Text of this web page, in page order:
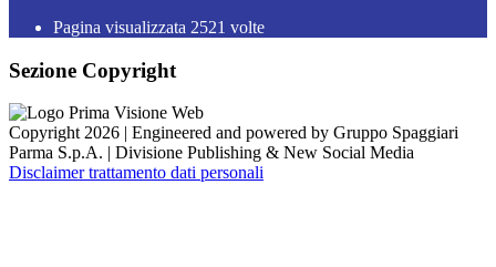
Pagina visualizzata 2521 volte
Sezione Copyright
Copyright 2026 | Engineered and powered by Gruppo Spaggiari
Parma S.p.A. | Divisione Publishing & New Social Media
Disclaimer trattamento dati personali